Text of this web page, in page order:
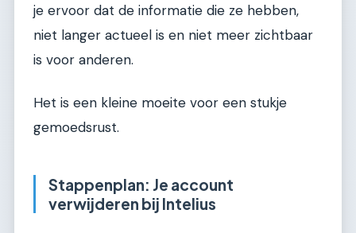
je ervoor dat de informatie die ze hebben,
niet langer actueel is en niet meer zichtbaar
is voor anderen.
Het is een kleine moeite voor een stukje
gemoedsrust.
Stappenplan: Je account
verwijderen bij Intelius